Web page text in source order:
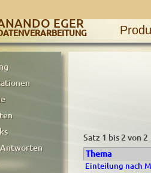
EGER
Antworten
Satz 1 bis 2 von 2
Thema
Einteilung nach